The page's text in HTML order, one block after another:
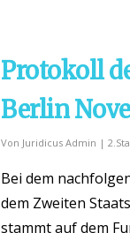
Protokoll
Berlin
Von Juridicus Admin |
Bei dem
dem Zweiten
stammt auf dem